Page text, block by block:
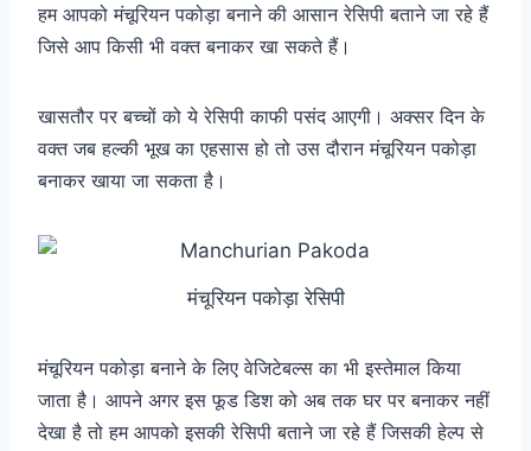
हम आपको मंचूरियन पकोड़ा बनाने की आसान रेसिपी बताने जा रहे हैं
जिसे आप किसी भी वक्त बनाकर खा सकते हैं।
खासतौर पर बच्चों को ये रेसिपी काफी पसंद आएगी। अक्सर दिन के
वक्त जब हल्की भूख का एहसास हो तो उस दौरान मंचूरियन पकोड़ा
बनाकर खाया जा सकता है।
मंचूरियन पकोड़ा रेसिपी
मंचूरियन पकोड़ा बनाने के लिए वेजिटेबल्स का भी इस्तेमाल किया
जाता है। आपने अगर इस फूड डिश को अब तक घर पर बनाकर नहीं
देखा है तो हम आपको इसकी रेसिपी बताने जा रहे हैं जिसकी हेल्प से